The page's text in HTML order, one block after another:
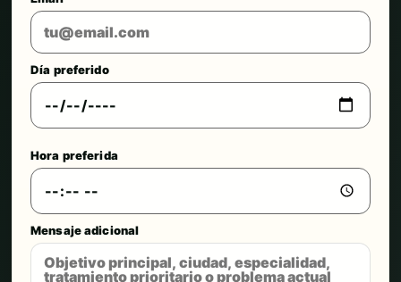
Día preferido
Hora preferida
Mensaje adicional